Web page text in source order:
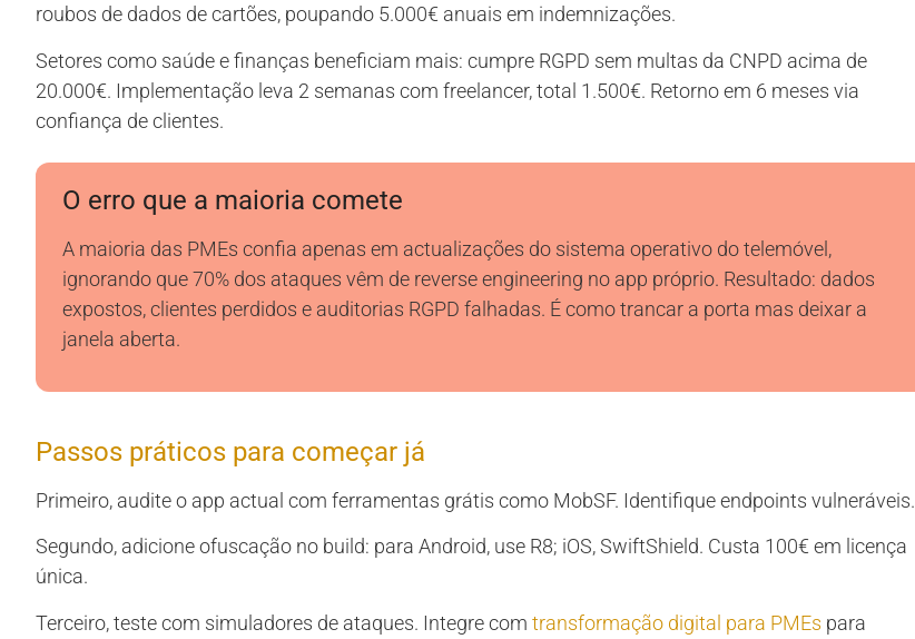
roubos de dados de cartões, poupando 5.000€ anuais em indemnizações.
Setores como saúde e finanças beneficiam mais: cumpre RGPD sem multas da CNPD acima de
20.000€. Implementação leva 2 semanas com freelancer, total 1.500€. Retorno em 6 meses via
confiança de clientes.
O erro que a maioria comete
A maioria das PMEs confia apenas em actualizações do sistema operativo do telemóvel,
ignorando que 70% dos ataques vêm de reverse engineering no app próprio. Resultado: dados
expostos, clientes perdidos e auditorias RGPD falhadas. É como trancar a porta mas deixar a
janela aberta.
Passos práticos para começar já
Primeiro, audite o app actual com ferramentas grátis como MobSF. Identifique endpoints vulneráveis.
Segundo, adicione ofuscação no build: para Android, use R8; iOS, SwiftShield. Custa 100€ em licença
única.
Terceiro, teste com simuladores de ataques. Integre com transformação digital para PMEs para